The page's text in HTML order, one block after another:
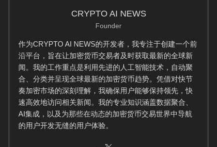
CRYPTO AI NEWS
Founder
作为CRYPTO AI NEWS的开发者，我专注于创建一个前
沿平台，旨在让加密货币交易者及时获取最新的全球新
闻。我的工作重点是利用先进的人工智能技术，自动聚
合、分类并呈现全球最新的加密货币趋势。凭借对快节
奏加密市场的深刻理解，我确保用户能够保持领先，快
速高效地访问相关新闻。我的专业知识涵盖数据聚合、
AI集成，以及为那些在动态的加密货币交易世界中导航
的用户开发无缝的用户体验。